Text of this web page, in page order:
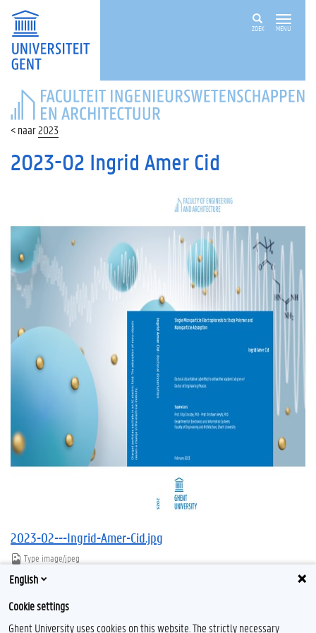
ZOEK MENU
FACULTEIT
INGENIEURSWETENSCHAPPEN
EN
ARCHITECTUUR
2023
2023-02 Ingrid Amer Cid
2023-02---Ingrid-Amer-Cid.jpg
Type image/jpeg
Bestandsgrootte
Download
English
Cookie settings
Ghent University uses cookies on this website. The strictly necessary